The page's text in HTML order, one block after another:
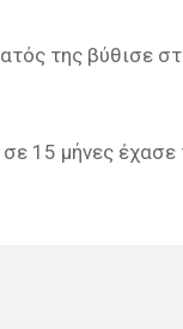
της βύθισε
15 μήνες έχασε